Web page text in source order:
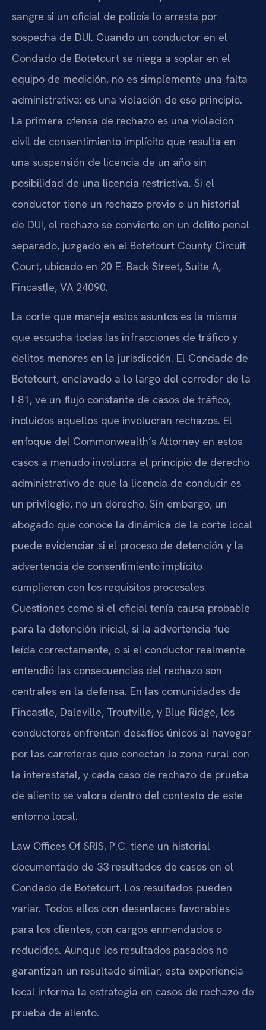
sangre si un oficial de policía lo arresta por
sospecha de DUI. Cuando un conductor en el
Condado de Botetourt se niega a soplar en el
equipo de medición, no es simplemente una falta
administrativa: es una violación de ese principio.
La primera ofensa de rechazo es una violación
civil de consentimiento implícito que resulta en
una suspensión de licencia de un año sin
posibilidad de una licencia restrictiva. Si el
conductor tiene un rechazo previo o un historial
de DUI, el rechazo se convierte en un delito penal
separado, juzgado en el Botetourt County Circuit
Court, ubicado en 20 E. Back Street, Suite A,
Fincastle, VA 24090.
La corte que maneja estos asuntos es la misma
que escucha todas las infracciones de tráfico y
delitos menores en la jurisdicción. El Condado de
Botetourt, enclavado a lo largo del corredor de la
I-81, ve un flujo constante de casos de tráfico,
incluidos aquellos que involucran rechazos. El
enfoque del Commonwealth’s Attorney en estos
casos a menudo involucra el principio de derecho
administrativo de que la licencia de conducir es
un privilegio, no un derecho. Sin embargo, un
abogado que conoce la dinámica de la corte local
puede evidenciar si el proceso de detención y la
advertencia de consentimiento implícito
cumplieron con los requisitos procesales.
Cuestiones como si el oficial tenía causa probable
para la detención inicial, si la advertencia fue
leída correctamente, o si el conductor realmente
entendió las consecuencias del rechazo son
centrales en la defensa. En las comunidades de
Fincastle, Daleville, Troutville, y Blue Ridge, los
conductores enfrentan desafíos únicos al navegar
por las carreteras que conectan la zona rural con
la interestatal, y cada caso de rechazo de prueba
de aliento se valora dentro del contexto de este
entorno local.
Law Offices Of SRIS, P.C. tiene un historial
documentado de 33 resultados de casos en el
Condado de Botetourt. Los resultados pueden
variar. Todos ellos con desenlaces favorables
para los clientes, con cargos enmendados o
reducidos. Aunque los resultados pasados no
garantizan un resultado similar, esta experiencia
local informa la estrategia en casos de rechazo de
prueba de aliento.